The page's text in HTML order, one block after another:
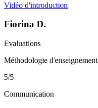
Vidéo d'introduction
Fiorina D.
Evaluations
Méthodologie d'enseignement
5/5
Communication